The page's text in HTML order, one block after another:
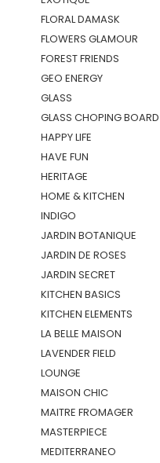
FLORAL DAMASK
FLOWERS GLAMOUR
FOREST FRIENDS
GEO ENERGY
GLASS
GLASS CHOPING BOARD
HAPPY LIFE
HAVE FUN
HERITAGE
HOME & KITCHEN
INDIGO
JARDIN BOTANIQUE
JARDIN DE ROSES
JARDIN SECRET
KITCHEN BASICS
KITCHEN ELEMENTS
LA BELLE MAISON
LAVENDER FIELD
LOUNGE
MAISON CHIC
MAITRE FROMAGER
MASTERPIECE
MEDITERRANEO